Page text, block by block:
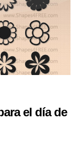
el día de